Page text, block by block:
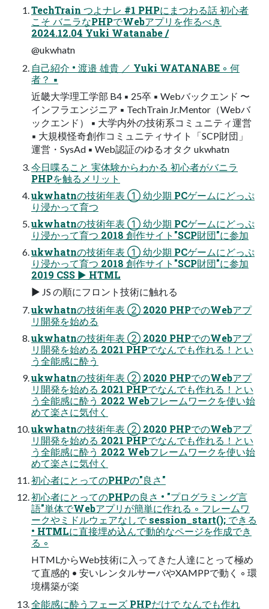
TechTrain つよナレ #1 PHPにまつわる話 初心者
こそ バニラなPHPでWebアプリを作るべき
2024.12.04 Yuki Watanabe /
@ukwhatn
自己紹介 • 渡邉 雄貴 ／ Yuki WATANABE ◦ 何
者？ ▪
近畿大学理工学部 B4 ▪ 25卒 ▪ Webバックエンド 〜
インフラエンジニア ▪ TechTrain Jr.Mentor（Webバ
ックエンド） ▪ 大学内外の技術系コミュニティ運営
▪ 大規模怪奇創作コミュニティサイト「SCP財団」
運営・SysAd ▪ Web認証のゆるオタク ukwhatn
今日喋ること 実体験からわかる 初心者がバニラ
PHPを触るメリット
ukwhatnの技術年表 ① 幼少期 PCゲームにどっぷ
り浸かって育つ
ukwhatnの技術年表 ① 幼少期 PCゲームにどっぷ
り浸かって育つ 2018 創作サイト"SCP財団"に参加
ukwhatnの技術年表 ① 幼少期 PCゲームにどっぷ
り浸かって育つ 2018 創作サイト"SCP財団"に参加
2019 CSS ▶ HTML
▶ JS の順にフロント技術に触れる
ukwhatnの技術年表 ② 2020 PHPでのWebアプ
リ開発を始める
ukwhatnの技術年表 ② 2020 PHPでのWebアプ
リ開発を始める 2021 PHPでなんでも作れる！とい
う全能感に酔う
ukwhatnの技術年表 ② 2020 PHPでのWebアプ
リ開発を始める 2021 PHPでなんでも作れる！とい
う全能感に酔う 2022 Webフレームワークを使い始
めて楽さに気付く
ukwhatnの技術年表 ② 2020 PHPでのWebアプ
リ開発を始める 2021 PHPでなんでも作れる！とい
う全能感に酔う 2022 Webフレームワークを使い始
めて楽さに気付く
初心者にとってのPHPの"良さ"
初心者にとってのPHPの良さ • "プログラミング言
語"単体でWebアプリが簡単に作れる ◦ フレームワ
ークやミドルウェアなしで session_start(); できる
• HTMLに直接埋め込んで動的なページを作成でき
る ◦
HTMLからWeb技術に入ってきた人達にとって極め
て直感的 • 安いレンタルサーバやXAMPPで動く ◦ 環
境構築が楽
全能感に酔うフェーズ PHPだけで なんでも作れ